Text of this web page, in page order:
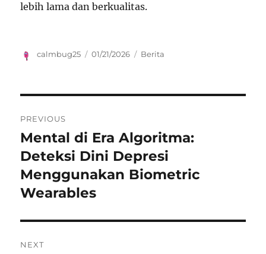
lebih lama dan berkualitas.
Author
calmbug25
Posted
01/21/2026 Categories
Berita
pos
PREVIOUS
Previous
post:
Mental di Era Algoritma:
Deteksi Dini Depresi
Menggunakan Biometric
Wearables
NEXT